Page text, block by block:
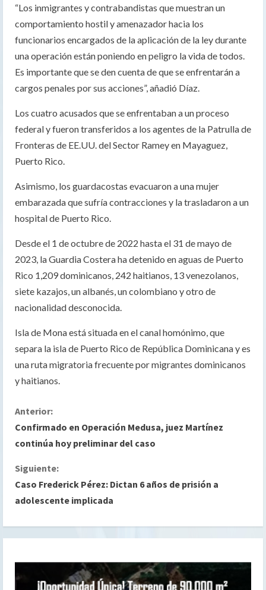
“Los inmigrantes y contrabandistas que muestran un
comportamiento hostil y amenazador hacia los
funcionarios encargados de la aplicación de la ley durante
una operación están poniendo en peligro la vida de todos.
Es importante que se den cuenta de que se enfrentarán a
cargos penales por sus acciones”, añadió Díaz.
Los cuatro acusados que se enfrentaban a un proceso
federal y fueron transferidos a los agentes de la Patrulla de
Fronteras de EE.UU. del Sector Ramey en Mayaguez,
Puerto Rico.
Asimismo, los guardacostas evacuaron a una mujer
embarazada que sufría contracciones y la trasladaron a un
hospital de Puerto Rico.
Desde el 1 de octubre de 2022 hasta el 31 de mayo de
2023, la Guardia Costera ha detenido en aguas de Puerto
Rico 1,209 dominicanos, 242 haitianos, 13 venezolanos,
siete kazajos, un albanés, un colombiano y otro de
nacionalidad desconocida.
Isla de Mona está situada en el canal homónimo, que
separa la isla de Puerto Rico de República Dominicana y es
una ruta migratoria frecuente por migrantes dominicanos
y haitianos.
S
i
g
u
l
e
Anterior:
Confirmado en Operación Medusa, juez Martínez
continúa hoy preliminar del caso
Siguiente:
Caso Frederick Pérez: Dictan 6 años de prisión a
adolescente implicada